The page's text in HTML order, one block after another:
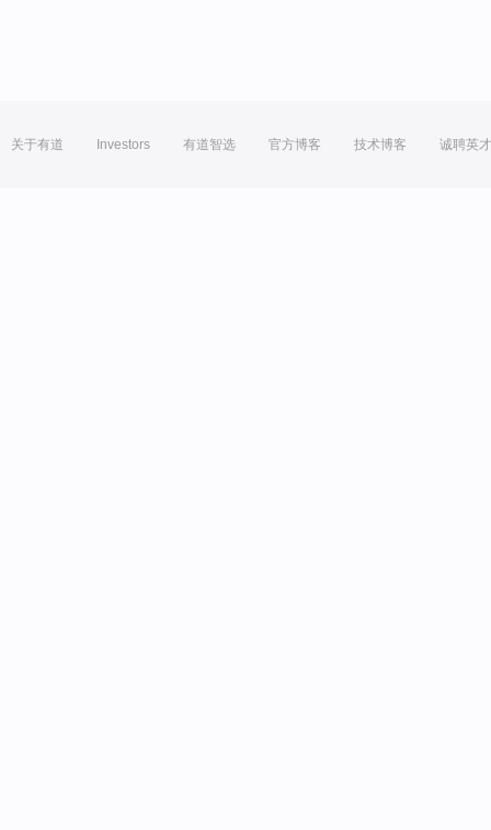
关于有道 Investors 有道智选 官方博客 技术博客 诚聘英才